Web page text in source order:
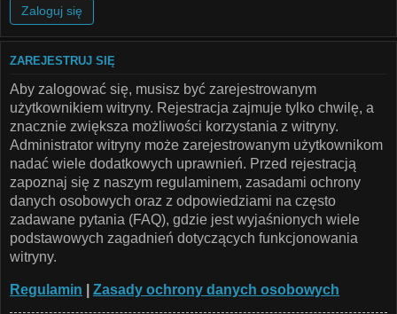
ZAREJESTRUJ SIĘ
Aby zalogować się, musisz być zarejestrowanym
użytkownikiem witryny. Rejestracja zajmuje tylko chwilę, a
znacznie zwiększa możliwości korzystania z witryny.
Administrator witryny może zarejestrowanym użytkownikom
nadać wiele dodatkowych uprawnień. Przed rejestracją
zapoznaj się z naszym regulaminem, zasadami ochrony
danych osobowych oraz z odpowiedziami na często
zadawane pytania (FAQ), gdzie jest wyjaśnionych wiele
podstawowych zagadnień dotyczących funkcjonowania
witryny.
Regulamin Zasady ochrony danych osobowych